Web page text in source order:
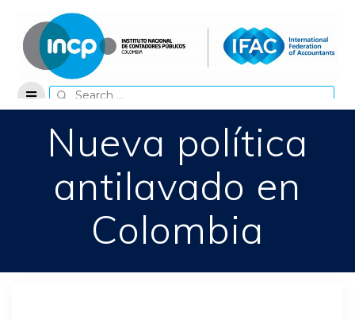
content
Search
for:
Nueva política
antilavado en
Colombia